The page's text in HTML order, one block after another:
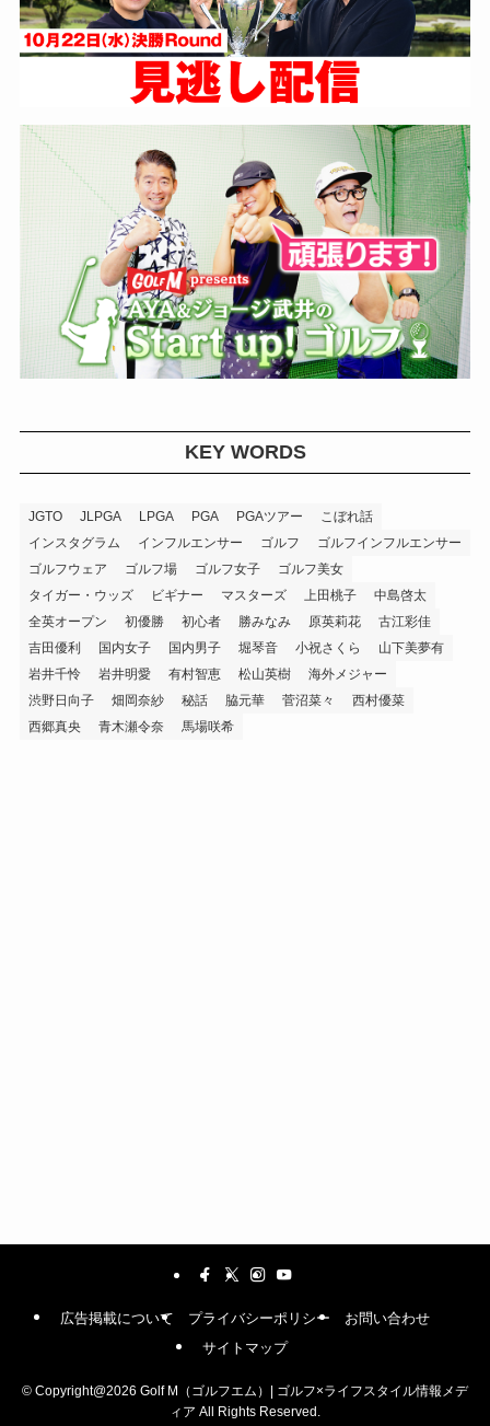
KEY WORDS
JGTO JLPGA LPGA PGA PGAツアー
こぼれ話
インスタグラム
インフルエンサー ゴルフ
ゴルフインフルエンサー
ゴルフウェア
ゴルフ場 ゴルフ女子
ゴルフ美女
タイガー・ウッズ
ビギナー マスターズ 上田桃子
中島啓太
全英オープン
初優勝 初心者 勝みなみ 原英莉花
古江彩佳
吉田優利
国内女子 国内男子 堀琴音 小祝さくら
山下美夢有
岩井千怜
岩井明愛 有村智恵 松山英樹
海外メジャー
渋野日向子
畑岡奈紗 秘話 脇元華 菅沼菜々
西村優菜
西郷真央
青木瀬令奈 馬場咲希
広告掲載について プライバシーポリシー
お問い合わせ
サイトマップ
© Copyright@2026 Golf M（ゴルフエム）| ゴルフ×ライフスタイル情報メデ
ィア All Rights Reserved.